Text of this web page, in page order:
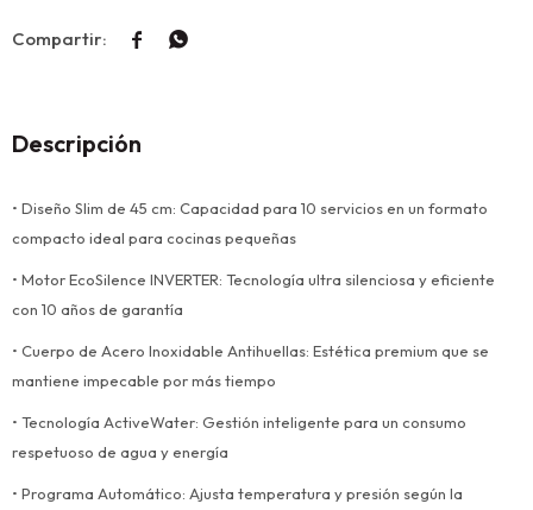
 
Descripción
• Diseño Slim de 45 cm: Capacidad para 10 servicios en un formato
compacto ideal para cocinas pequeñas
• Motor EcoSilence INVERTER: Tecnología ultra silenciosa y eficiente
con 10 años de garantía
• Cuerpo de Acero Inoxidable Antihuellas: Estética premium que se
mantiene impecable por más tiempo
• Tecnología ActiveWater: Gestión inteligente para un consumo
respetuoso de agua y energía
• Programa Automático: Ajusta temperatura y presión según la